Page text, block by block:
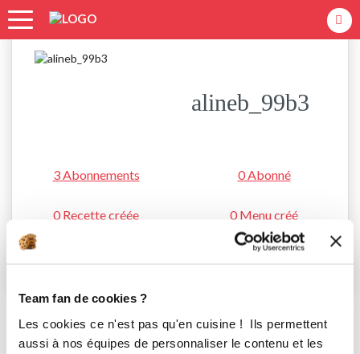
Team fan de cookies ?
Les cookies ce n'est pas qu'en cuisine ! Ils permettent
aussi à nos équipes de personnaliser le contenu et les
Accueil alineb_99b3
alineb_99b3
3 Abonnements 0 Abonné
0 Recette créée 0 Menu créé